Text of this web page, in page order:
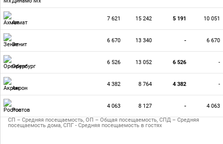
Ахмат
7 621 15 242 5 191 10 051
Зенит
6 670 13 340 - 6 670
Оренбург
6 526 13 052 6 526 -
Акрон
4 382 8 764 4 382 -
Ростов
4 063 8 127 - 4 063
СП – Средняя посещаемость, ОП – Общая посещаемость, СПД – Средняя
посещаемость дома, СПГ - Средняя посещаемость в гостях